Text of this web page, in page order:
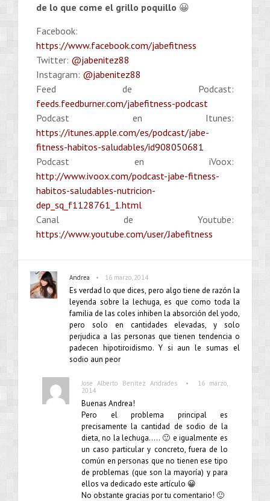
de lo que come el grillo poquillo 😀
Facebook:
https://www.facebook.com/jabefitness
Twitter: @jabenitez88
Instagram: @jabenitez88
Feed de Podcast:
feeds.feedburner.com/jabefitness-podcast
Podcast en Itunes:
https://itunes.apple.com/es/podcast/jabe-
fitness-habitos-saludables/id908050681
Podcast en iVoox:
http://www.ivoox.com/podcast-jabe-fitness-
habitos-saludables-nutricion-
dep_sq_f1128761_1.html
Canal de Youtube:
https://www.youtube.com/user/Jabefitness
Andrea • 16 marzo, 2014
Es verdad lo que dices, pero algo tiene de razón la
leyenda sobre la lechuga, es que como toda la
familia de las coles inhiben la absorción del yodo,
pero solo en cantidades elevadas, y solo
perjudica a las personas que tienen tendencia o
padecen hipotiroidismo. Y si aun le sumas el
sodio aun peor
Jose Alberto Benítez Andrades •
16 marzo,
2014
Buenas Andrea!
Pero el problema principal es
precisamente la cantidad de sodio de la
dieta, no la lechuga….. 🙂 e igualmente es
un caso particular y concreto, fuera de lo
común en personas que no tienen ese tipo
de problemas (que son la mayoría) y para
ellos va dedicado este artículo 😀
No obstante gracias por tu comentario! 🙂